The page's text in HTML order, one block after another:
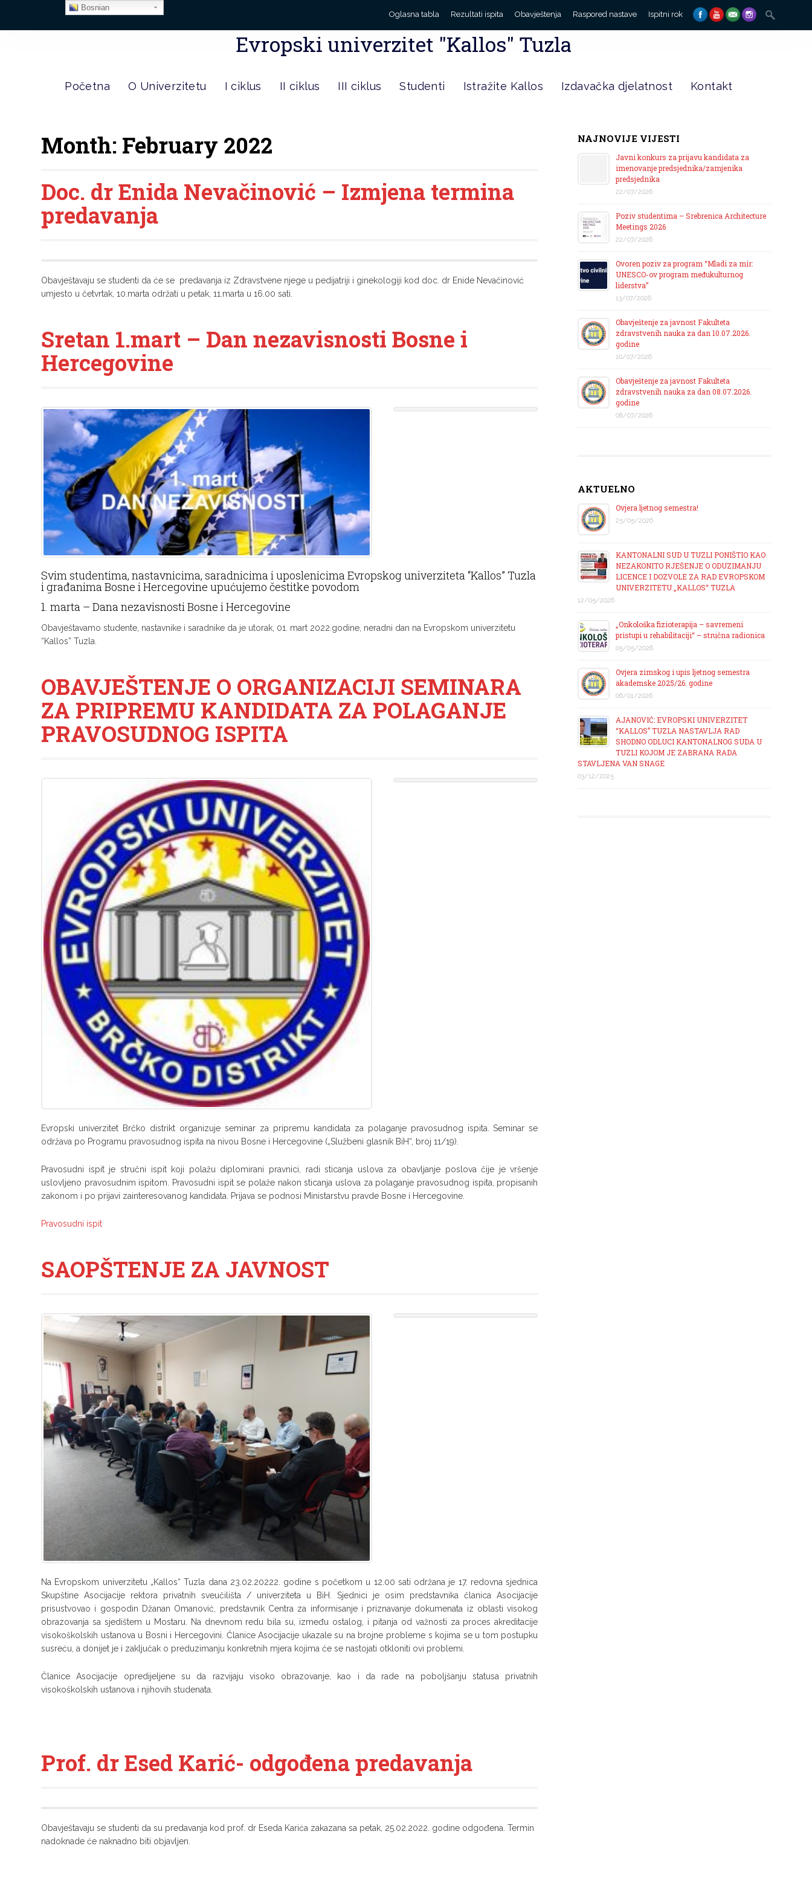
Oglasna tabla Rezultati ispita Obavještenja Raspored nastave Ispitni rok
Search
for:
Evropski univerzitet "Kallos" Tuzla
Početna O Univerzitetu I ciklus II ciklus III ciklus Studenti Istražite Kallos Izdavačka djelatnost Kontakt
Month: February 2022
Doc. dr Enida Nevačinović – Izmjena termina
predavanja
Obavještavaju se studenti da će se predavanja iz Zdravstvene njege u pedijatriji i ginekologiji kod doc. dr Enide Nevačinović
umjesto u četvrtak, 10.marta održati u petak, 11.marta u 16.00 sati.
Sretan 1.mart – Dan nezavisnosti Bosne i
Hercegovine
Svim studentima, nastavnicima, saradnicima i uposlenicima Evropskog univerziteta “Kallos” Tuzla
i građanima Bosne i Hercegovine upućujemo čestitke povodom
1. marta – Dana nezavisnosti Bosne i Hercegovine
Obavještavamo studente, nastavnike i saradnike da je utorak, 01. mart 2022.godine, neradni dan na Evropskom univerzitetu
“Kallos” Tuzla.
OBAVJEŠTENJE O ORGANIZACIJI SEMINARA
ZA PRIPREMU KANDIDATA ZA POLAGANJE
PRAVOSUDNOG ISPITA
Evropski univerzitet Brčko distrikt organizuje seminar za pripremu kandidata za polaganje pravosudnog ispita. Seminar se
održava po Programu pravosudnog ispita na nivou Bosne i Hercegovine („Službeni glasnik BiH“, broj 11/19).
Pravosudni ispit je stručni ispit koji polažu diplomirani pravnici, radi sticanja uslova za obavljanje poslova čije je vršenje
uslovljeno pravosudnim ispitom. Pravosudni ispit se polaže nakon sticanja uslova za polaganje pravosudnog ispita, propisanih
zakonom i po prijavi zainteresovanog kandidata. Prijava se podnosi Ministarstvu pravde Bosne i Hercegovine.
Pravosudni ispit
SAOPŠTENJE ZA JAVNOST
Na Evropskom univerzitetu „Kallos“ Tuzla dana 23.02.20222. godine s početkom u 12.00 sati održana je 17. redovna sjednica
Skupštine Asocijacije rektora privatnih sveučilišta / univerziteta u BiH. Sjednici je osim predstavnika članica Asocijacije
prisustvovao i gospodin Džanan Omanović, predstavnik Centra za informisanje i priznavanje dokumenata iz oblasti visokog
obrazovanja sa sjedištem u Mostaru. Na dnevnom redu bila su, između ostalog, i pitanja od važnosti za proces akreditacije
visokoškolskih ustanova u Bosni i Hercegovini. Članice Asocijacije ukazale su na brojne probleme s kojima se u tom postupku
susreću, a donijet je i zaključak o preduzimanju konkretnih mjera kojima će se nastojati otkloniti ovi problemi.
Članice Asocijacije opredijeljene su da razvijaju visoko obrazovanje, kao i da rade na poboljšanju statusa privatnih
visokoškolskih ustanova i njihovih studenata.
Prof. dr Esed Karić- odgođena predavanja
Obavještavaju se studenti da su predavanja kod prof. dr Eseda Karića zakazana sa petak, 25.02.2022. godine odgođena. Termin
nadoknade će naknadno biti objavljen.
NAJNOVIJE VIJESTI
Javni konkurs za prijavu kandidata za
imenovanje predsjednika/zamjenika
predsjednika
22/07/2026
Poziv studentima – Srebrenica Architecture
Meetings 2026
22/07/2026
Ovoren poziv za program “Mladi za mir:
UNESCO-ov program međukulturnog
liderstva”
13/07/2026
Obavještenje za javnost Fakulteta
zdravstvenih nauka za dan 10.07.2026.
godine
10/07/2026
Obavještenje za javnost Fakulteta
zdravstvenih nauka za dan 08.07.2026.
godine
08/07/2026
AKTUELNO
Ovjera ljetnog semestra!
25/05/2026
KANTONALNI SUD U TUZLI PONIŠTIO KAO
NEZAKONITO RJEŠENJE O ODUZIMANJU
LICENCE I DOZVOLE ZA RAD EVROPSKOM
UNIVERZITETU „KALLOS“ TUZLA
12/05/2026
„Onkološka fizioterapija – savremeni
pristupi u rehabilitaciji“ – stručna radionica
05/05/2026
Ovjera zimskog i upis ljetnog semestra
akademske 2025/26. godine
06/01/2026
AJANOVIĆ: EVROPSKI UNIVERZITET
“KALLOS” TUZLA NASTAVLJA RAD
SHODNO ODLUCI KANTONALNOG SUDA U
TUZLI KOJOM JE ZABRANA RADA
STAVLJENA VAN SNAGE
03/12/2025
Bosnian